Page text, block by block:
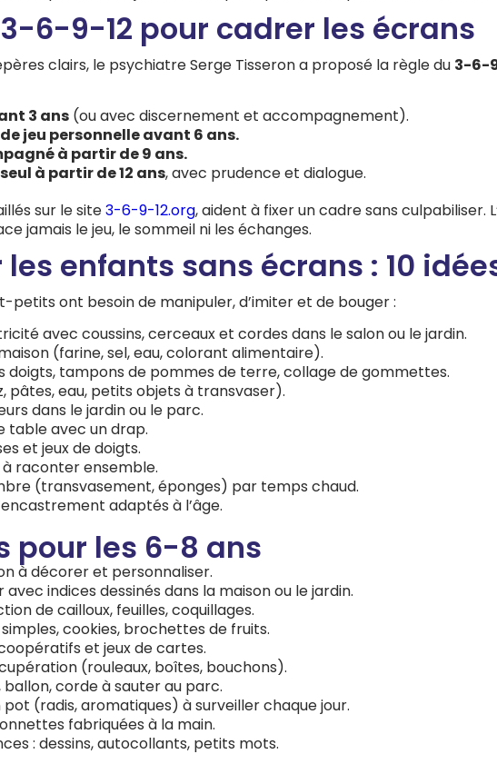
6-9-12 pour cadrer les écrans
clairs, le psychiatre Serge Tisseron a proposé la règle du 3-6-
3 ans (ou avec discernement et accompagnement).
jeu personnelle avant 6 ans.
à partir de 9 ans.
à partir de 12 ans, avec prudence et dialogue.
sur le site3-6-9-12.org, aident à fixer un cadre sans culpabiliser.
jamais le jeu, le sommeil ni les échanges.
les enfants sans écrans : 10
petits ont besoin de manipuler, d’imiter et de bouger :
avec coussins, cerceaux et cordes dans le salon ou le jardin.
(farine, sel, eau, colorant alimentaire).
doigts, tampons de pommes de terre, collage de gommettes.
pâtes, eau, petits objets à transvaser).
dans le jardin ou le parc.
table avec un drap.
et jeux de doigts.
raconter ensemble.
(transvasement, éponges) par temps chaud.
adaptés à l’âge.
pour les 6-8 ans
à décorer et personnaliser.
indices dessinés dans la maison ou le jardin.
de cailloux, feuilles, coquillages.
cookies, brochettes de fruits.
et jeux de cartes.
(rouleaux, boîtes, bouchons).
corde à sauter au parc.
(radis, aromatiques) à surveiller chaque jour.
fabriquées à la main.
: dessins, autocollants, petits mots.